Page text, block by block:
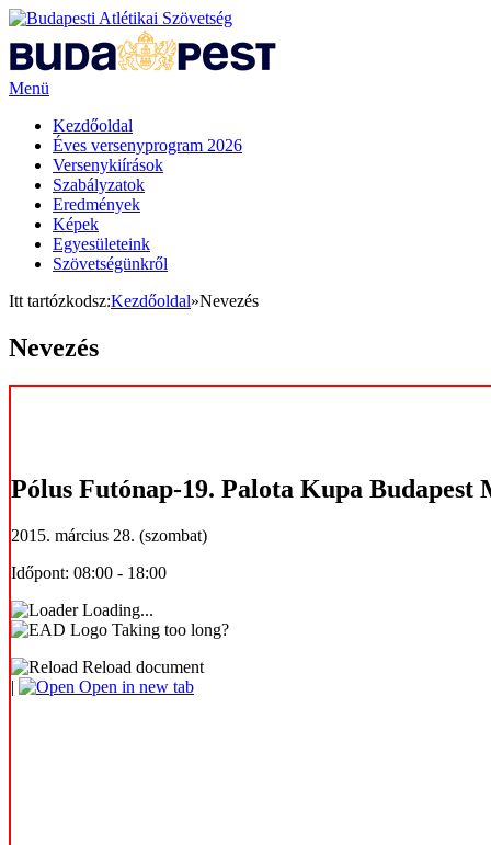
Menü
Kezdőoldal
Éves versenyprogram 2026
Versenykiírások
Szabályzatok
Eredmények
Képek
Egyesületeink
Szövetségünkről
Itt tartózkodsz:Kezdőoldal»Nevezés
Nevezés
Pólus Futónap-19. Palota Kupa Budapest
2015. március 28. (szombat)
Időpont: 08:00 - 18:00
Loading...
Taking too long?
Reload document
|
Open in new tab